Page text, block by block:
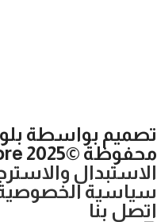
تصميم بواسطة
محفوظة ©2025 classic perfume store
الاستبدال
سياسية
اتصل بنا